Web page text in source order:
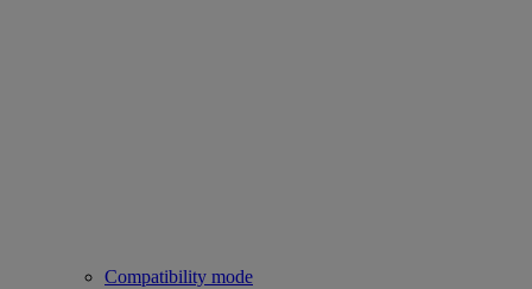
Compatibility mode